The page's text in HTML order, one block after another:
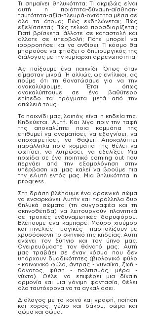
Τι σημαίνει θηλυκότητα; Τι ακριβώς είναι
αυτή η ποιότητα-δύναμη-αίσθηση-
ταυτότητα-αξία-πλευρά-οντότητα μέσα σε
όλα τα άτομα; Πώς εκδηλώνεται; Πώς
εξελίσσεται; Πώς τελικά προσδιορίζεται;
Γιατί βρίσκεται άλλοτε σε καταστολή και
άλλοτε σε υπερβολή; Πότε μπορεί να
ισορροπήσει και να ανθίσει; Τι κόσμο θα
μπορούσε να φτιάξει ο δημιουργικός της
διάλογος με την κυρίαρχη αρρενωπότητα;
Ας παίξουμε ένα παιχνίδι. Όπως όταν
είμασταν μικρά. Ή αλλιώς, ως ενήλικοι, ας
πούμε ότι τη θανατώσαμε για να την
ανακαλύψουμε. Έτσι όπως
ανακαλύπτουμε σε ένα βαθύτερο
επίπεδο τα πράγματα μετά από την
απώλειά τους.
Το παιχνίδι μας, λοιπόν, είναι η κηδεία της.
Κηδεύεται. Αυτή. Και λίγο πριν την ταφή
της αποκαλύπτει ποια κομμάτια της
επιθυμεί να ονοματίσει, να εξαγνίσει, να
αποχαιρετίσει, να θάψει. Αποκαλύπτει
παράλληλα ποια κομμάτια της θέλει να
φωτίσει, να λυτρώσει, να εξελίξει. Mια
ηρωίδα σε ένα ποιητικό coming out που
περνάει από την εξομολόγηση στην
υπέρβαση και μας καλεί να βρούμε πια
την εΑυτή εντός μας. Μια θηλυκότητα in
progress.
Στη δράση βλέπουμε ένα αρσενικό σώμα
να ενσαρκώνει Αυτήν και παράλληλα δυο
θηλυκά σώματα (τη συγγραφέα και τη
σκηνοθέτιδα) να λειτουργούν πλανητικά
σε τροχιές ενδυναμωτικές δορυφόρου.
Βλέπουμε ένα καμπαρέ. Μαύρο χιούμορ
και πινελιές μαγικές πασπαλίζουν με
χρυσόσκονη το σκηνικό της κηδείας. Αυτή
ενώνει τον ξύπνιο και τον ύπνο μας.
Ονειρευόμαστε τον θάνατό μας; Αυτή
μας τραβάει σε έναν κόσμο που δεν
υπάρχουν δυαδικότητες (βιολογικό φύλο
- κοινωνικό φύλο, άντρας - γυναίκα, ζωή -
θάνατος, φύση - πολιτισμός, μέρα -
νύχτα). Θέλει να επιφέρει μια δίκαιη
αρμονία και μια γόνιμη φαντασία, θέλει
όλα ταυτόχρονα να τα αγκαλιάσει.
Διάλογος με το κοινό και γραφή, ποίηση
και χορός, γέλιο και δάκρυ, σώμα και
σώμα και σώμα.